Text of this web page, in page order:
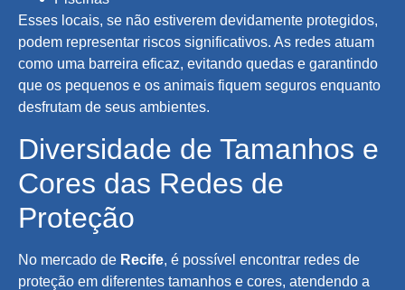
Esses locais, se não estiverem devidamente protegidos,
podem representar riscos significativos. As redes atuam
como uma barreira eficaz, evitando quedas e garantindo
que os pequenos e os animais fiquem seguros enquanto
desfrutam de seus ambientes.
Diversidade de Tamanhos e
Cores das Redes de
Proteção
No mercado de Recife, é possível encontrar redes de
proteção em diferentes tamanhos e cores, atendendo a